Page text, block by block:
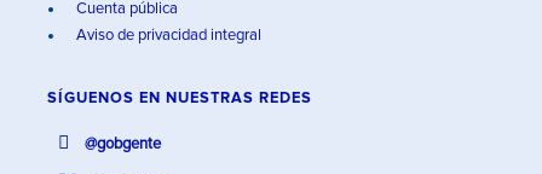
Cuenta pública
Aviso de privacidad integral
SÍGUENOS EN NUESTRAS REDES
@gobgente